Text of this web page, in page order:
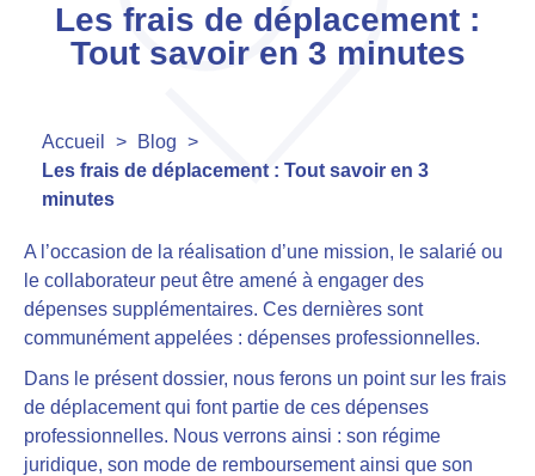
Les frais de déplacement :
Tout savoir en 3 minutes
Accueil > Blog >
Les frais de déplacement : Tout savoir en 3
minutes
A l’occasion de la réalisation d’une mission, le salarié ou
le collaborateur peut être amené à engager des
dépenses supplémentaires. Ces dernières sont
communément appelées : dépenses professionnelles.
Dans le présent dossier, nous ferons un point sur les frais
de déplacement qui font partie de ces dépenses
professionnelles. Nous verrons ainsi : son régime
juridique, son mode de remboursement ainsi que son